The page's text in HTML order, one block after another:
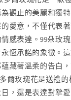
觀止的美麗和獨
愛意，不僅代表
感表達。99朵玫
恆承諾的象徵。
藏著溫柔的告白
爾玫瑰花是送禮
，還是表達對摯